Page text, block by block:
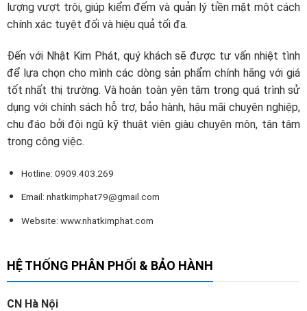
lượng vượt trội, giúp kiểm đếm và quản lý tiền mặt một cách
chính xác tuyệt đối và hiệu quả tối đa.
Đến với Nhật Kim Phát, quý khách sẽ được tư vấn nhiệt tình
để lựa chọn cho mình các dòng sản phẩm chính hãng với giá
tốt nhất thị trường. Và hoàn toàn yên tâm trong quá trình sử
dụng với chính sách hỗ trợ, bảo hành, hậu mãi chuyên nghiệp,
chu đáo bởi đội ngũ kỹ thuật viên giàu chuyên môn, tận tâm
trong công việc.
Hotline: 0909.403.269
Email: nhatkimphat79@gmail.com
Website: www.nhatkimphat.com
HỆ THỐNG PHÂN PHỐI & BẢO HÀNH
CN Hà Nội